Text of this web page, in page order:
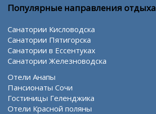
Популярные направления отдыха
Санатории Кисловодска
Санатории Пятигорска
Санатории в Ессентуках
Санатории Железноводска
Отели Анапы
Пансионаты Сочи
Гостиницы Геленджика
Отели Красной поляны